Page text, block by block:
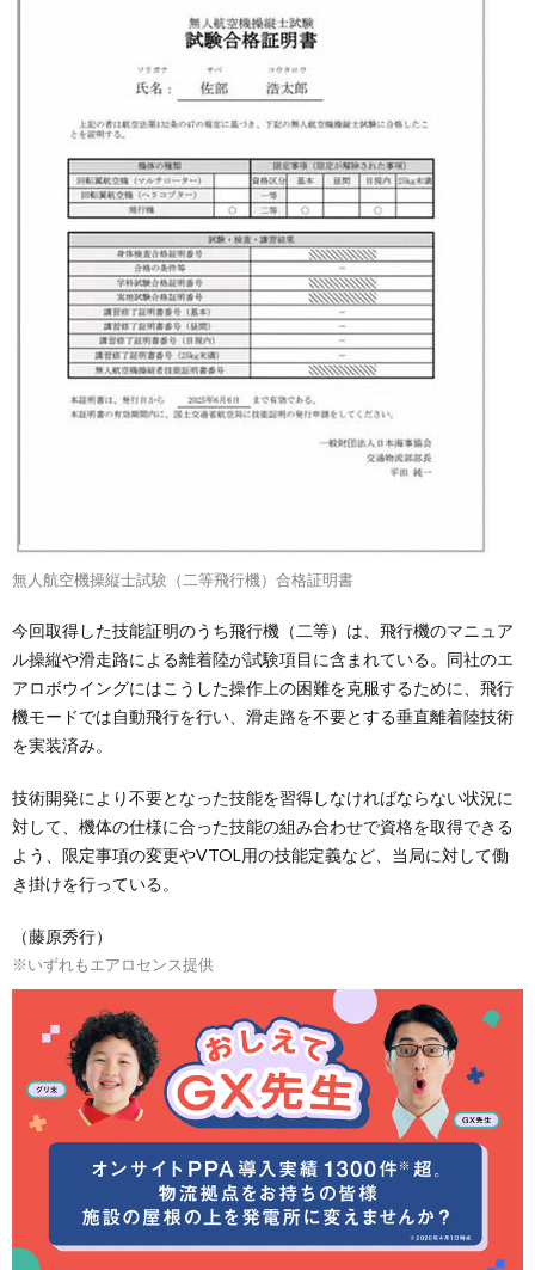
無人航空機操縦士試験（二等飛行機）合格証明書
今回取得した技能証明のうち飛行機（二等）は、飛行機のマニュア
ル操縦や滑走路による離着陸が試験項目に含まれている。同社のエ
アロボウイングにはこうした操作上の困難を克服するために、飛行
機モードでは自動飛行を行い、滑走路を不要とする垂直離着陸技術
を実装済み。
技術開発により不要となった技能を習得しなければならない状況に
対して、機体の仕様に合った技能の組み合わせで資格を取得できる
よう、限定事項の変更やVTOL用の技能定義など、当局に対して働
き掛けを行っている。
（藤原秀行）
※いずれもエアロセンス提供